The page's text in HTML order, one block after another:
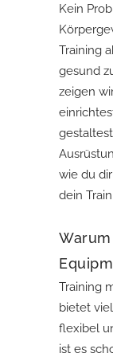
Kein
Training
gesund
zeigen
wie du
dein
Training
bietet
flexibel
ist es